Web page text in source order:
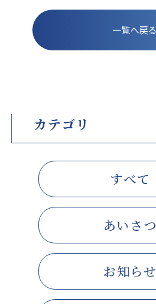
一覧へ戻る
カテゴリ
すべて
あいさつ
お知らせ